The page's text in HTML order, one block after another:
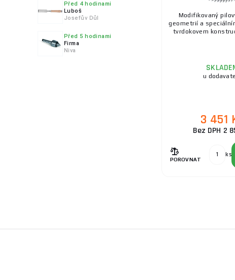
Před 4 hodinami
Luboš
Josefův Důl
Před 5 hodinami
Firma
Niva
Modifikovaný
geometrií a
tvrdokovem
u
3 451
Bez DPH 2
POROVNAT
ks